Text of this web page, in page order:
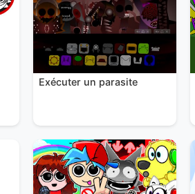
Exécuter un parasite